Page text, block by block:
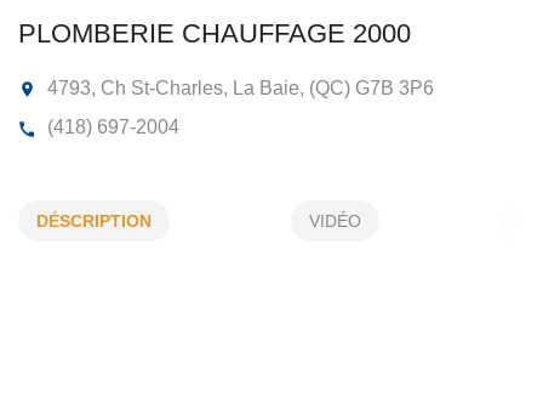
PLOMBERIE CHAUFFAGE 2000
DÉSCRIPTION VIDÉO